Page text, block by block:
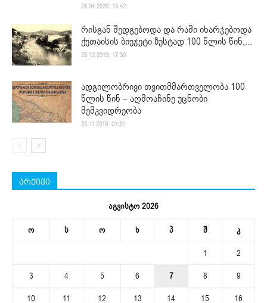
28.04.2020. 15:42
რისგან შედგებოდა და რაში იხარჯებოდა
ქუთაისის ბიუჯეტი ზუსტად 100 წლის წინ,...
25.12.2019. 17:39
ადგილობრივი თვითმმართველობა 100
წლის წინ – აღმოაჩინე უცნობი
მემკვიდრეობა
23.11.2019. 01:31
არქივი
აგვისტო 2026
ო ს ო ხ პ შ კ
1
2
3
4 5 6 7 8
9
10
11 12 13 14 15
16